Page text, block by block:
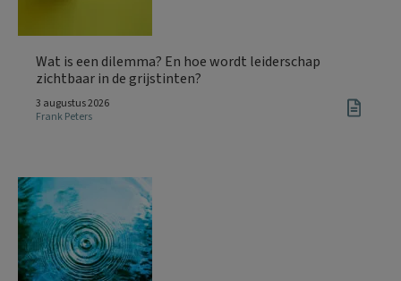
Wat is een dilemma? En hoe wordt leiderschap
zichtbaar in de grijstinten?
3 augustus 2026
Frank Peters